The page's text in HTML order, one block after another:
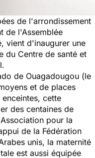
de l'arrondissement
de l'Assemblée
vient d'inaugurer une
du Centre de santé et
de Ouagadougou (le
et de places
cette
des centaines de
pour la
de la Fédération
unis, la maternité
est aussi équipée